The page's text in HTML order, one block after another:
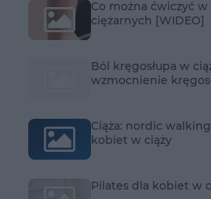
Co można ćwiczyć w
ciężarnych [WIDEO]
Ból kręgosłupa w
wzmocnienie
Ciąża: nordic
kobiet w ciąży
Pilates dla kobiet w